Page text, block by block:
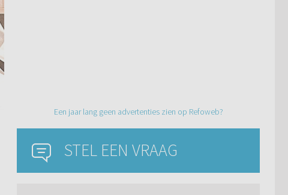
Een jaar lang geen advertenties zien op Refoweb?
STEL EEN VRAAG